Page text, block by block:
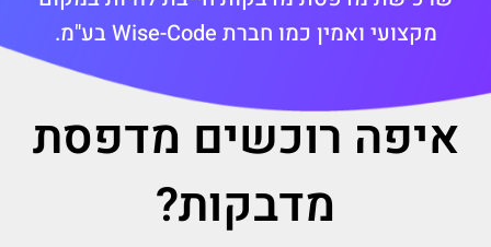
מקצועי ואמין כמו חברת Wise-Code בע"מ.
איפה רוכשים מדפסת
מדבקות?